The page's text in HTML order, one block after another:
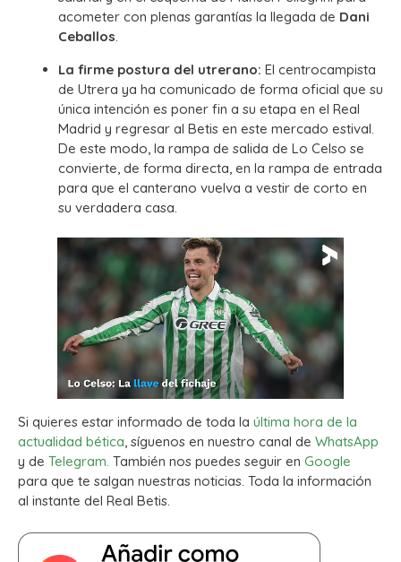
acometer con plenas garantías la llegada de Dani
Ceballos.
La firme postura del utrerano: El centrocampista
de Utrera ya ha comunicado de forma oficial que su
única intención es poner fin a su etapa en el Real
Madrid y regresar al Betis en este mercado estival.
De este modo, la rampa de salida de Lo Celso se
convierte, de forma directa, en la rampa de entrada
para que el canterano vuelva a vestir de corto en
su verdadera casa.
Si quieres estar informado de toda la última hora de la
actualidad bética, síguenos en nuestro canal de WhatsApp
y de Telegram. También nos puedes seguir en Google
para que te salgan nuestras noticias. Toda la información
al instante del Real Betis.